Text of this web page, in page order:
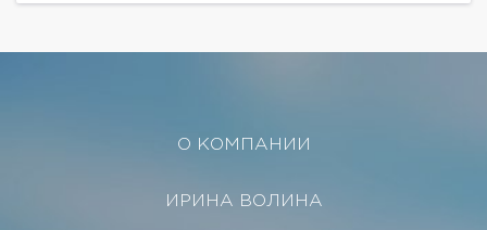
О КОМПАНИИ
ИРИНА ВОЛИНА